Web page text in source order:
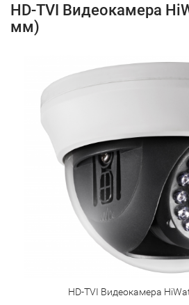
HD-TVI Видеокамера
мм)
HD-TVI Видеокамера